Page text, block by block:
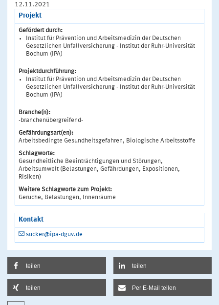
12.11.2021
Projekt
Gefördert durch:
Institut für Prävention und Arbeitsmedizin der Deutschen
Gesetzlichen Unfallversicherung - Institut der Ruhr-Universität
Bochum (IPA)
Projektdurchführung:
Institut für Prävention und Arbeitsmedizin der Deutschen
Gesetzlichen Unfallversicherung - Institut der Ruhr-Universität
Bochum (IPA)
Branche(n):
-branchenübergreifend-
Gefährdungsart(en):
Arbeitsbedingte Gesundheitsgefahren, Biologische Arbeitsstoffe
Schlagworte:
Gesundheitliche Beeinträchtigungen und Störungen,
Arbeitsumwelt (Belastungen, Gefährdungen, Expositionen,
Risiken)
Weitere Schlagworte zum Projekt:
Gerüche, Belastungen, Innenräume
Kontakt
sucker@ipa-dguv.de
teilen teilen
teilen Per E-Mail teilen